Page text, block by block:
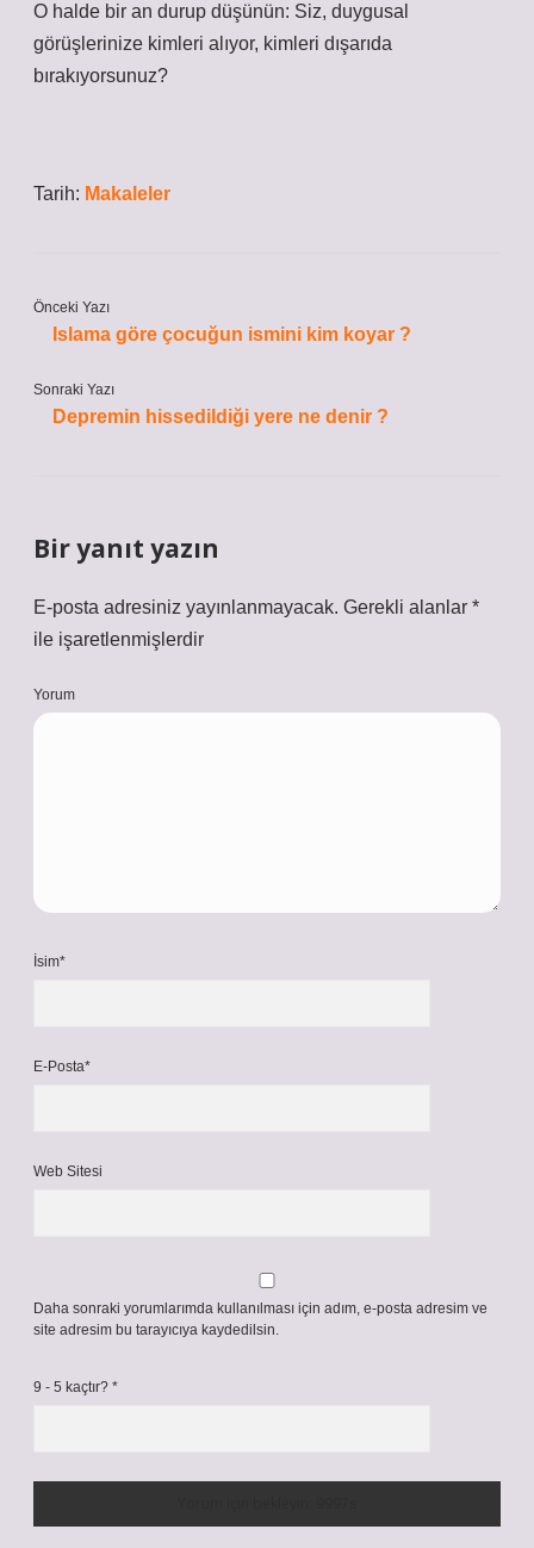
O halde bir an durup düşünün: Siz, duygusal
görüşlerinize kimleri alıyor, kimleri dışarıda
bırakıyorsunuz?
Tarih: Makaleler
Önceki Yazı
Islama göre çocuğun ismini kim koyar ?
Sonraki Yazı
Depremin hissedildiği yere ne denir ?
Bir yanıt yazın
E-posta adresiniz yayınlanmayacak. Gerekli alanlar *
ile işaretlenmişlerdir
Yorum
İsim*
E-Posta*
Web Sitesi
Daha sonraki yorumlarımda kullanılması için adım, e-posta adresim ve
site adresim bu tarayıcıya kaydedilsin.
9 - 5 kaçtır? *